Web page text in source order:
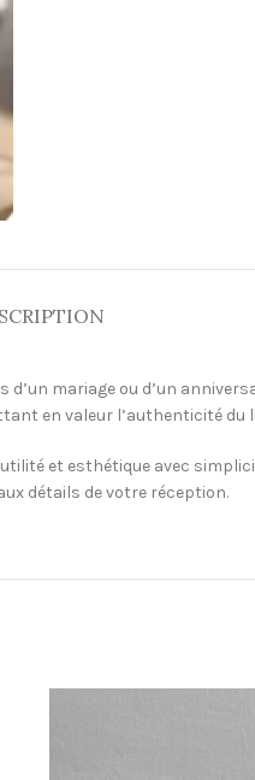
mariage ou d’un
en valeur l’authenticité du
et esthétique avec
détails de votre réception.